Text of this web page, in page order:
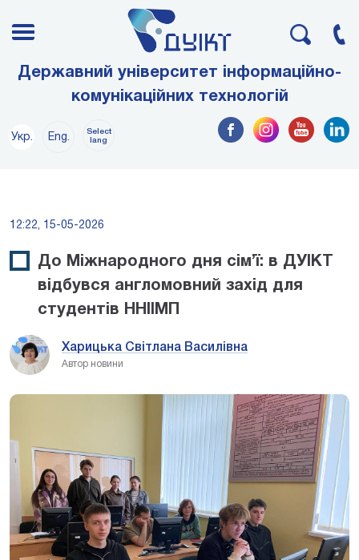
Державний університет інформаційно-
комунікаційних технологій
Укр. Eng.
Select
lang
12:22, 15-05-2026
До Міжнародного дня сім’ї: в ДУІКТ
відбувся англомовний захід для
студентів ННІІМП
Харицька Світлана Василівна
Автор новини